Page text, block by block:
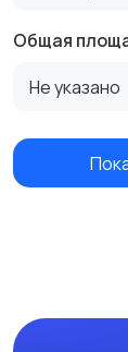
Общая
Не указано